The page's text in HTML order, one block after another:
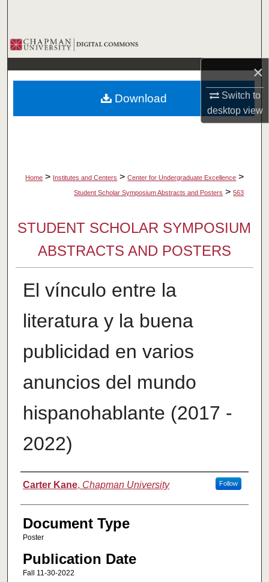
×
Switch to
desktopview
Browse Collections
My Account
About
Home > Institutes and Centers > Center for Undergraduate Excellence >
Student Scholar Symposium Abstracts and Posters > 563
STUDENT SCHOLAR SYMPOSIUM
ABSTRACTS AND POSTERS
El vínculo entre la
literatura y la buena
publicidad en varios
anuncios del mundo
hispanohablante (2017 -
2022)
Authors
Carter Kane, Chapman University Follow
Document Type
Poster
Publication Date
Fall 11-30-2022
Download